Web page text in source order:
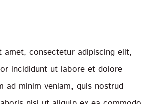
consectetur adipiscing elit,
incididunt ut labore et dolore
ad minim veniam, quis nostrud